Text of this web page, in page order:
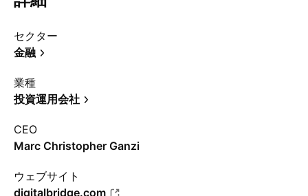
セクター
金融
業種
投資運用会社
CEO
Marc Christopher Ganzi
ウェブサイト
digitalbridge.com